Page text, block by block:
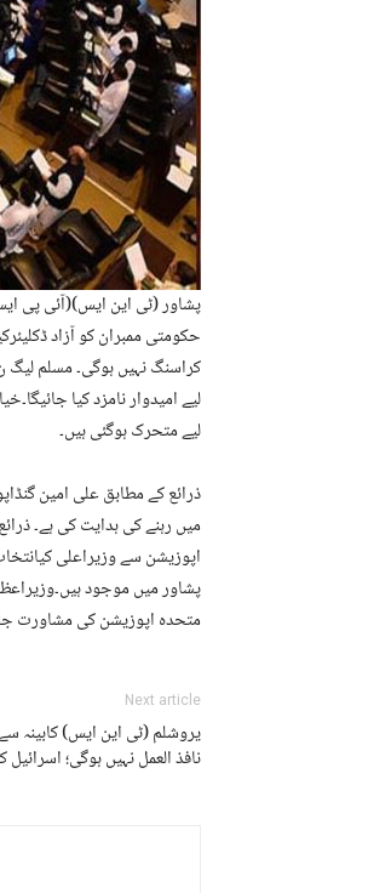
پشاور (ٹی این ایس)(آئی پی
حکومتی ممبران کو آزاد
کراسنگ نہیں ہوگی۔ مسلم لیگ
لیے امیدوار نامزد کیا
لیے متحرک ہوگئی ہیں۔
ذرائع کے مطابق علی امین
میں رہنے کی ہدایت کی ہے۔
اپوزیشن سے وزیراعلی
پشاور میں موجود
متحدہ اپوزیشن کی مشاورت
Next article
یروشلم (ٹی این ایس) کابینہ
نافذ العمل نہیں ہوگی؛ اسرائیل